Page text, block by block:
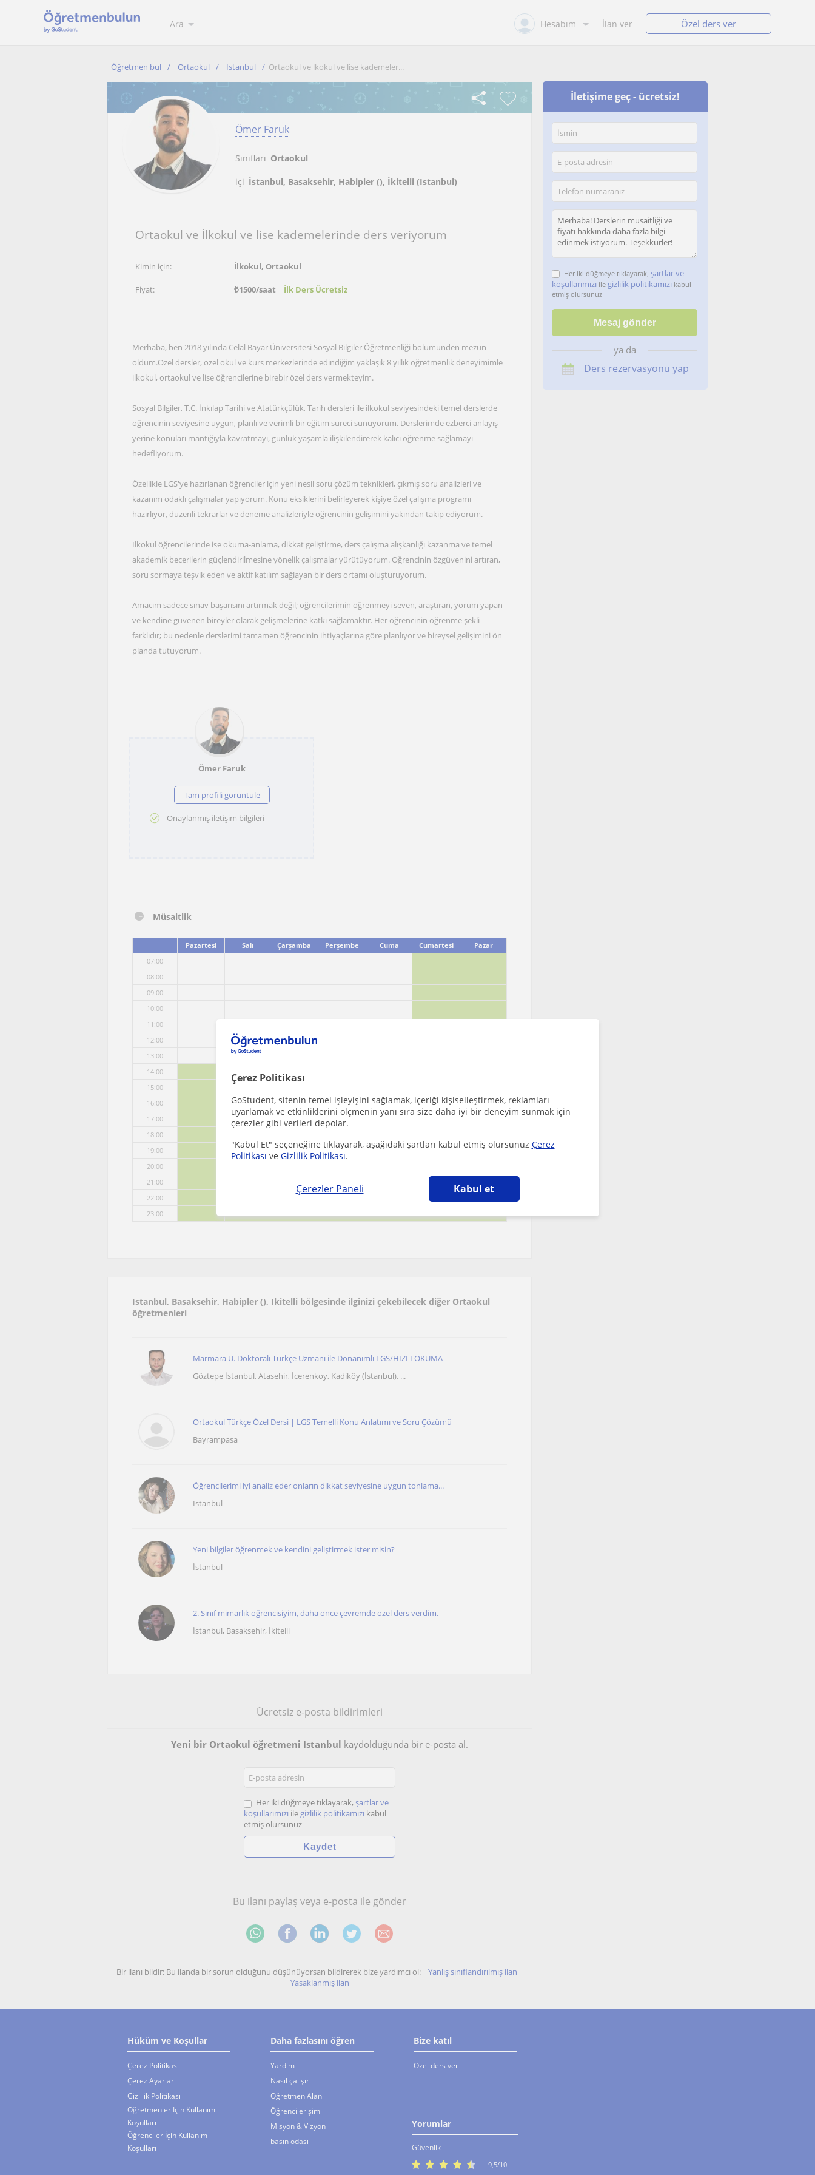
Çerez Politikası
GoStudent, sitenin temel işleyişini sağlamak, içeriği kişiselleştirmek, reklamları
uyarlamak ve etkinliklerini ölçmenin yanı sıra size daha iyi bir deneyim sunmak için
çerezler gibi verileri depolar.
"Kabul Et" seçeneğine tıklayarak, aşağıdaki şartları kabul etmiş olursunuz Çerez
Politikası ve Gizlilik Politikası.
Çerezler Paneli Kabul et
Ara Hesabım İlan ver Özel ders ver
Öğretmen bul Ortaokul Istanbul Ortaokul ve lkokul ve lise kademeler...
Ömer Faruk
Sınıfları Ortaokul
içi İstanbul, Basaksehir, Habipler (), İkitelli (Istanbul)
Ortaokul ve İlkokul ve lise kademelerinde ders veriyorum
Kimin için: İlkokul, Ortaokul
Fiyat: ₺1500/saat İlk Ders Ücretsiz
Merhaba, ben 2018 yılında Celal Bayar Üniversitesi Sosyal Bilgiler Öğretmenliği bölümünden mezun
oldum.Özel dersler, özel okul ve kurs merkezlerinde edindiğim yaklaşık 8 yıllık öğretmenlik deneyimimle
ilkokul, ortaokul ve lise öğrencilerine birebir özel ders vermekteyim.
Sosyal Bilgiler, T.C. İnkılap Tarihi ve Atatürkçülük, Tarih dersleri ile ilkokul seviyesindeki temel derslerde
öğrencinin seviyesine uygun, planlı ve verimli bir eğitim süreci sunuyorum. Derslerimde ezberci anlayış
yerine konuları mantığıyla kavratmayı, günlük yaşamla ilişkilendirerek kalıcı öğrenme sağlamayı
hedefliyorum.
Özellikle LGS'ye hazırlanan öğrenciler için yeni nesil soru çözüm teknikleri, çıkmış soru analizleri ve
kazanım odaklı çalışmalar yapıyorum. Konu eksiklerini belirleyerek kişiye özel çalışma programı
hazırlıyor, düzenli tekrarlar ve deneme analizleriyle öğrencinin gelişimini yakından takip ediyorum.
İlkokul öğrencilerinde ise okuma-anlama, dikkat geliştirme, ders çalışma alışkanlığı kazanma ve temel
akademik becerilerin güçlendirilmesine yönelik çalışmalar yürütüyorum. Öğrencinin özgüvenini artıran,
soru sormaya teşvik eden ve aktif katılım sağlayan bir ders ortamı oluşturuyorum.
Amacım sadece sınav başarısını artırmak değil; öğrencilerimin öğrenmeyi seven, araştıran, yorum yapan
ve kendine güvenen bireyler olarak gelişmelerine katkı sağlamaktır. Her öğrencinin öğrenme şekli
farklıdır; bu nedenle derslerimi tamamen öğrencinin ihtiyaçlarına göre planlıyor ve bireysel gelişimini ön
planda tutuyorum.
Ömer Faruk
Tam profili görüntüle
Onaylanmış iletişim bilgileri
Müsaitlik
Pazartesi Salı Çarşamba Perşembe Cuma Cumartesi
Pazar
07:00
08:00
09:00
10:00
11:00
12:00
13:00
14:00
15:00
16:00
17:00
18:00
19:00
20:00
21:00
22:00
23:00
Istanbul, Basaksehir, Habipler (), Ikitelli bölgesinde ilginizi çekebilecek diğer Ortaokul
öğretmenleri
Marmara Ü. Doktoralı Türkçe Uzmanı ile Donanımlı LGS/HIZLI OKUMA
Göztepe İstanbul, Atasehir, İcerenkoy, Kadiköy (İstanbul), ...
Ortaokul Türkçe Özel Dersi | LGS Temelli Konu Anlatımı ve Soru Çözümü
Bayrampasa
Öğrencilerimi iyi analiz eder onların dikkat seviyesine uygun tonlama...
İstanbul
Yeni bilgiler öğrenmek ve kendini geliştirmek ister misin?
İstanbul
2. Sınıf mimarlık öğrencisiyim, daha önce çevremde özel ders verdim.
İstanbul, Basaksehir, İkitelli
Ücretsiz e-posta bildirimleri
Yeni bir Ortaokul öğretmeni Istanbul kaydolduğunda bir e-posta al.
Her iki düğmeye tıklayarak, şartlar ve
koşullarımızı ile gizlilik politikamızı kabul
etmiş olursunuz
Bu ilanı paylaş veya e-posta ile gönder
Bir ilanı bildir: Bu ilanda bir sorun olduğunu düşünüyorsan bildirerek bize yardımcı ol: Yanlış sınıflandırılmış ilan
Yasaklanmış ilan
İletişime geç - ücretsiz!
Her iki düğmeye tıklayarak, şartlar ve
koşullarımızı ile gizlilik politikamızı kabul
etmiş olursunuz
ya da
Ders rezervasyonu yap
Hüküm ve Koşullar
Çerez Politikası
Çerez Ayarları
Gizlilik Politikası
Öğretmenler İçin Kullanım
Koşulları
Öğrenciler İçin Kullanım
Koşulları
Daha fazlasını öğren
Yardım
Nasıl çalışır
Öğretmen Alanı
Öğrenci erişimi
Misyon & Vizyon
basın odası
Bize katıl
Özel ders ver
Yorumlar
Güvenlik
9,5/10